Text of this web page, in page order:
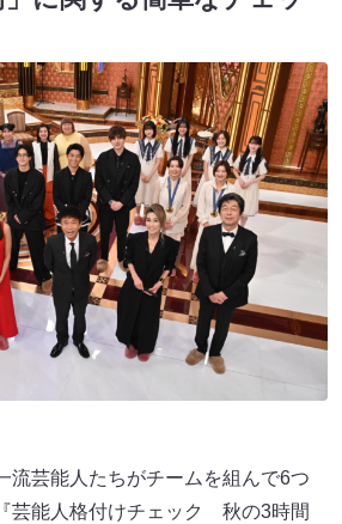
流芸能人たちがチームを組んで6つ
芸能人格付けチェック 秋の3時間